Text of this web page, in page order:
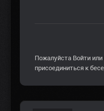
Пожалуйста Войти или
присоединиться к